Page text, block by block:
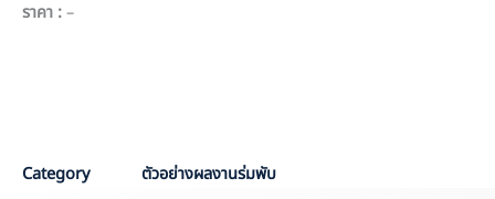
ราคา :–
Category
ตัวอย่างผลงานร่มพับ